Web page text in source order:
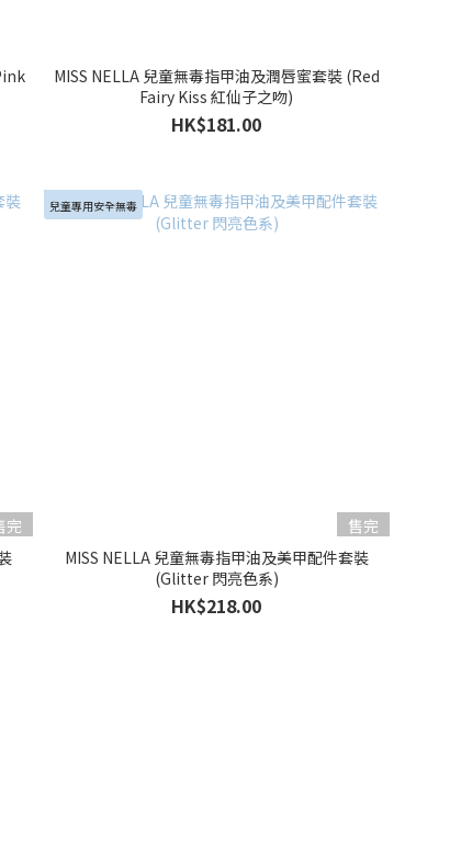
MISS NELLA 兒童無毒指甲油及潤唇蜜套裝 (Red
Fairy Kiss 紅仙子之吻)
HK$181.00
完
兒童專用安全無毒
售完
MISS NELLA 兒童無毒指甲油及美甲配件套裝
(Glitter 閃亮色系)
HK$218.00